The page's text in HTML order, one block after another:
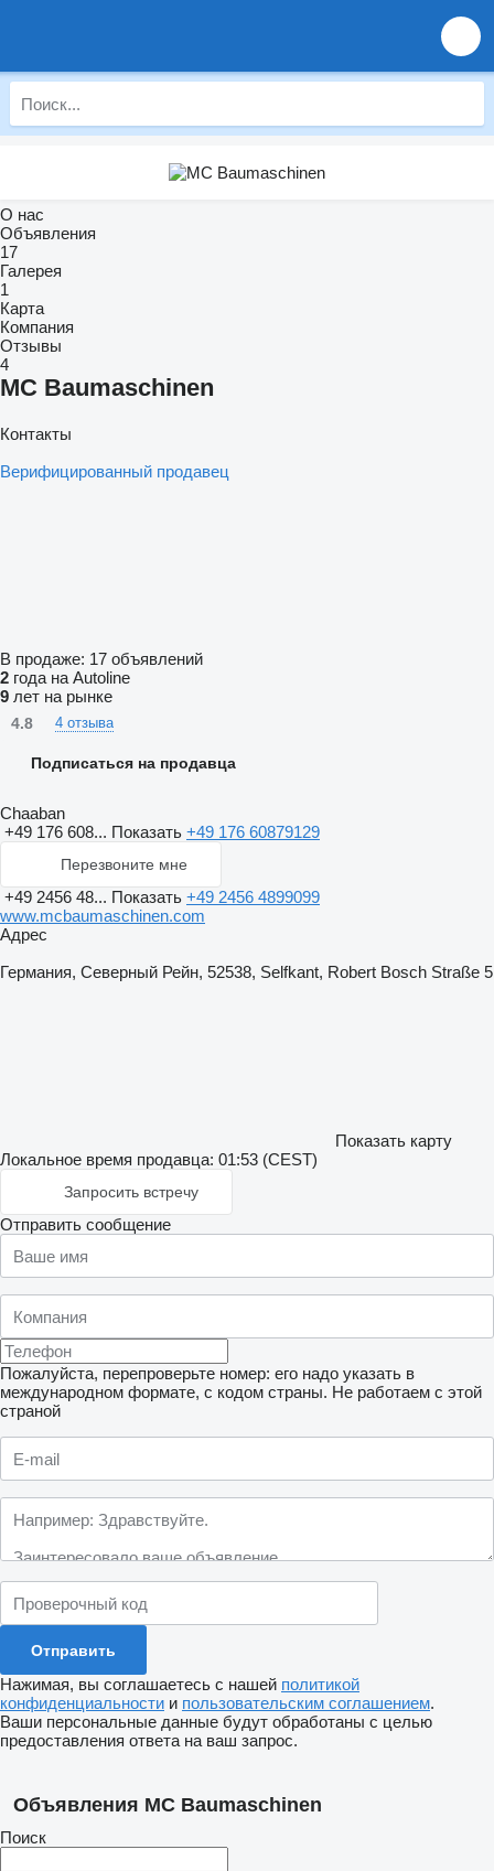
О нас
Объявления
17
Галерея
1
Карта
Компания
Отзывы
4
MC Baumaschinen
Контакты
Верифицированный продавец
В продаже: 17 объявлений
2 года на Autoline
9 лет на рынке
4.8 4 отзыва
Подписаться на продавца
Chaaban
+49 176 608... Показать +49 176 60879129
Перезвоните мне
+49 2456 48... Показать +49 2456 4899099
www.mcbaumaschinen.com
Адрес
Германия, Северный Рейн, 52538, Selfkant, Robert Bosch Straße 5
Показать карту
Локальное время продавца: 01:53 (CEST)
Запросить встречу
Отправить сообщение
Пожалуйста, перепроверьте номер: его надо указать в
международном формате, с кодом страны. Не работаем с этой
страной
Нажимая, вы соглашаетесь с нашей политикой
конфиденциальности и пользовательским соглашением.
Ваши персональные данные будут обработаны с целью
предоставления ответа на ваш запрос.
Объявления MC Baumaschinen
Поиск